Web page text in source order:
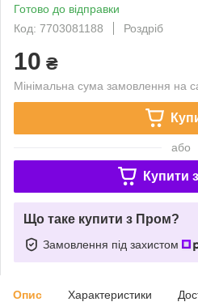
Готово до відправки
Код: 7703081188
Роздріб
10 ₴
Мінімальна сума замовлення на
або
Купити з
Що таке купити з Пром?
Замовлення під захистом
Опис Характеристики